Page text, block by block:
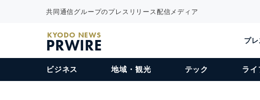
共同通信グループのプレスリリース配信メディア
KYODO NEWS
PRWIRE プ
ビジネス 地域・観光 テック ライ